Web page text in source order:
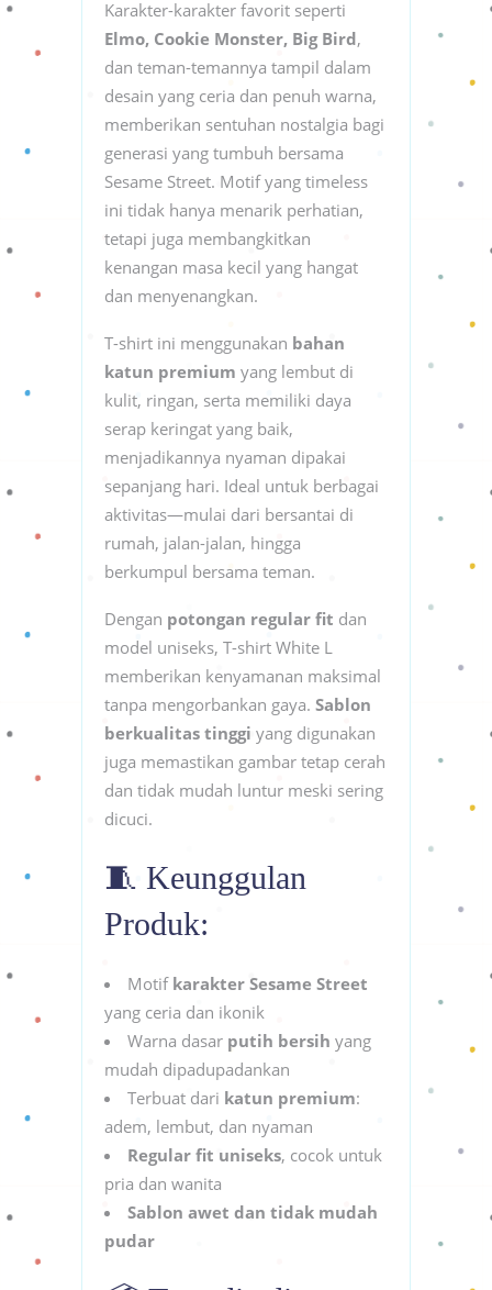
Karakter-karakter favorit seperti
Elmo, Cookie Monster, Big Bird,
dan teman-temannya tampil dalam
desain yang ceria dan penuh warna,
memberikan sentuhan nostalgia bagi
generasi yang tumbuh bersama
Sesame Street. Motif yang timeless
ini tidak hanya menarik perhatian,
tetapi juga membangkitkan
kenangan masa kecil yang hangat
dan menyenangkan.
T-shirt ini menggunakan bahan
katun premium yang lembut di
kulit, ringan, serta memiliki daya
serap keringat yang baik,
menjadikannya nyaman dipakai
sepanjang hari. Ideal untuk berbagai
aktivitas—mulai dari bersantai di
rumah, jalan-jalan, hingga
berkumpul bersama teman.
Dengan potongan regular fit dan
model uniseks, T-shirt White L
memberikan kenyamanan maksimal
tanpa mengorbankan gaya. Sablon
berkualitas tinggi yang digunakan
juga memastikan gambar tetap cerah
dan tidak mudah luntur meski sering
dicuci.
🧵 Keunggulan
Produk:
Motif karakter Sesame Street
yang ceria dan ikonik
Warna dasar putih bersih yang
mudah dipadupadankan
Terbuat dari katun premium:
adem, lembut, dan nyaman
Regular fit uniseks, cocok untuk
pria dan wanita
Sablon awet dan tidak mudah
pudar